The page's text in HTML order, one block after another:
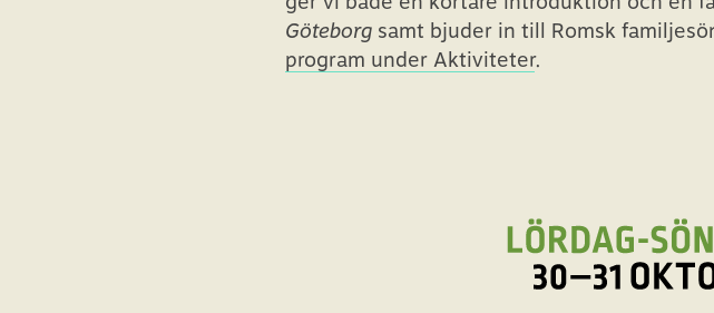
Göteborg samt bjuder in till Romsk
program under Aktiviteter.